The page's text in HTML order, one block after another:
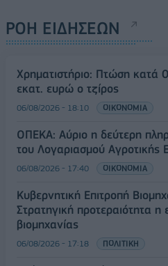
ΡΟΗ ΕΙΔΗΣΕΩΝ
Χρηματιστήριο: Πτώση κατά
εκατ. ευρώ ο τζίρος
06/08/2026 - 18:10 ΟΙΚΟΝΟΜΙΑ
ΟΠΕΚΑ: Αύριο η δεύτερη
του Λογαριασμού Αγροτικής
06/08/2026 - 17:40 ΟΙΚΟΝΟΜΙΑ
Κυβερνητική Επιτροπή
Στρατηγική προτεραιότητα η
βιομηχανίας
06/08/2026 - 17:18 ΠΟΛΙΤΙΚΗ